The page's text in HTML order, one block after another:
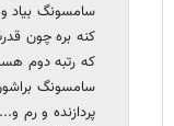
سامسونگ بیاد
کنه بره چون
که رتبه دوم
سامسونگ
پردازنده و رم